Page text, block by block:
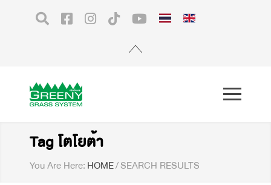
Tag โตโยต้า
You Are Here: HOME/SEARCH RESULTS